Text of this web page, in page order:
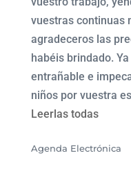
vuestras continuas
agradeceros las
habéis brindado.
entrañable e
niños por vuestra
Leerlas todas
Agenda Electrónica